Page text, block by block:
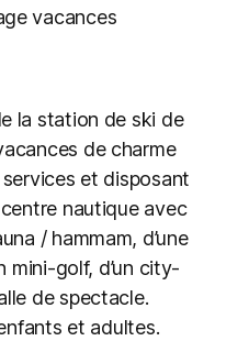
vacances
la station de ski de
de charme
et disposant
centre nautique avec
/ hammam, d’une
mini-golf, d’un city-
de spectacle.
et adultes.